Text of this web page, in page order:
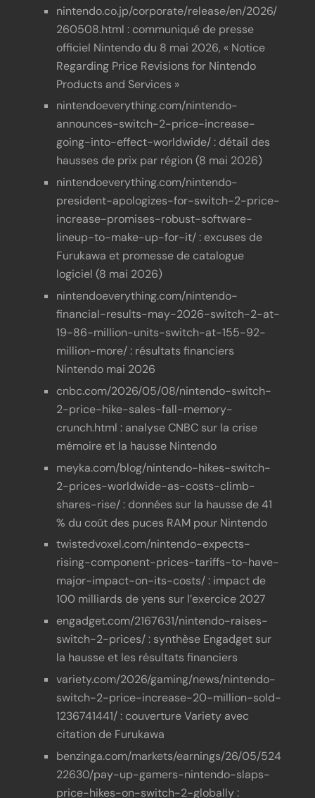
nintendo.co.jp/corporate/release/en/2026/
260508.html : communiqué de presse
officiel Nintendo du 8 mai 2026, « Notice
Regarding Price Revisions for Nintendo
Products and Services »
nintendoeverything.com/nintendo-
announces-switch-2-price-increase-
going-into-effect-worldwide/ : détail des
hausses de prix par région (8 mai 2026)
nintendoeverything.com/nintendo-
president-apologizes-for-switch-2-price-
increase-promises-robust-software-
lineup-to-make-up-for-it/ : excuses de
Furukawa et promesse de catalogue
logiciel (8 mai 2026)
nintendoeverything.com/nintendo-
financial-results-may-2026-switch-2-at-
19-86-million-units-switch-at-155-92-
million-more/ : résultats financiers
Nintendo mai 2026
cnbc.com/2026/05/08/nintendo-switch-
2-price-hike-sales-fall-memory-
crunch.html : analyse CNBC sur la crise
mémoire et la hausse Nintendo
meyka.com/blog/nintendo-hikes-switch-
2-prices-worldwide-as-costs-climb-
shares-rise/ : données sur la hausse de 41
% du coût des puces RAM pour Nintendo
twistedvoxel.com/nintendo-expects-
rising-component-prices-tariffs-to-have-
major-impact-on-its-costs/ : impact de
100 milliards de yens sur l’exercice 2027
engadget.com/2167631/nintendo-raises-
switch-2-prices/ : synthèse Engadget sur
la hausse et les résultats financiers
variety.com/2026/gaming/news/nintendo-
switch-2-price-increase-20-million-sold-
1236741441/ : couverture Variety avec
citation de Furukawa
benzinga.com/markets/earnings/26/05/524
22630/pay-up-gamers-nintendo-slaps-
price-hikes-on-switch-2-globally :